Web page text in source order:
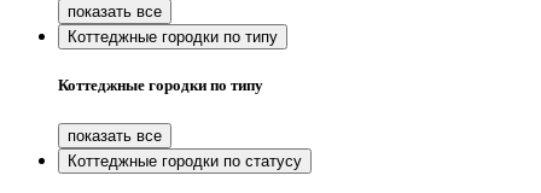
Коттеджные городки по типу
Коттеджные городки по типу
Коттеджные городки по статусу